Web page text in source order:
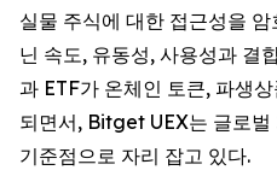
실물 주식에 대한 접근성을
닌 속도, 유동성, 사용성과 결
과 ETF가 온체인 토큰, 파생
되면서, Bitget UEX는 글로벌
기준점으로 자리 잡고 있다.